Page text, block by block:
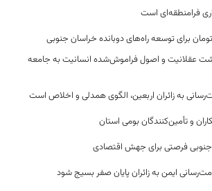
فرامنطقه‌ای است
عقلانیت و اصول فراموش‌شده انسانیت به جامعه
به زائران اربعین، الگوی همدلی و اخلاص است
و تأمین‌کنندگان بومی استان
فرصتی برای جهش اقتصادی
ایمن به زائران پایان صفر بسیج شود